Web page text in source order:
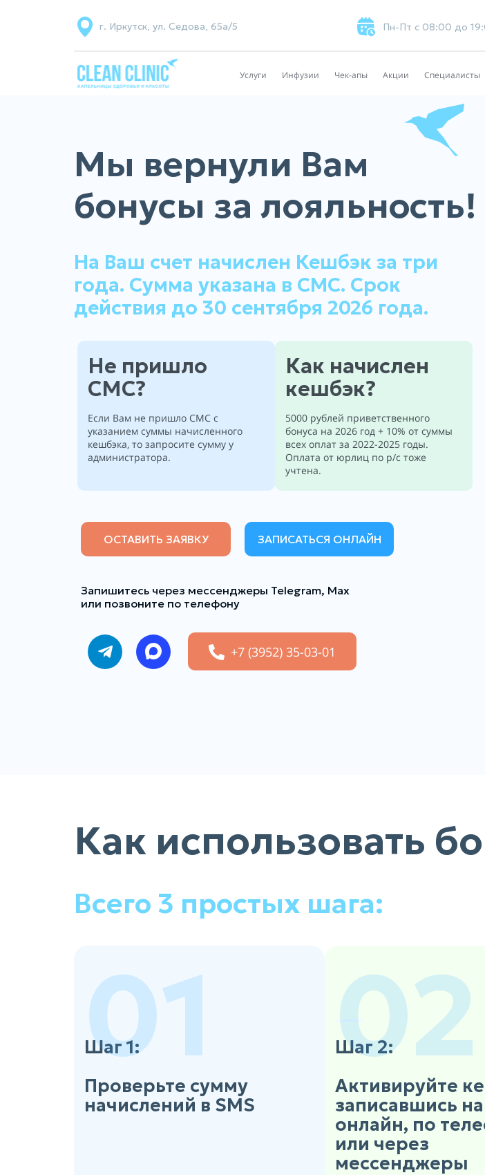
г. Иркутск, ул. Седова, 65а/5 Пн-Пт с 08:00 до
Услуги Инфузии Чек-апы Акции Специалисты
Мы вернули Вам
бонусы за лояльность!
На Ваш счет начислен Кешбэк за три
года. Сумма указана в СМС. Срок
действия до 30 сентября 2026 года.
Не пришло
СМС?
Если Вам не пришло СМС с
указанием суммы начисленного
кешбэка, то запросите сумму у
администратора.
Как начислен
кешбэк?
5000 рублей приветственного
бонуса на 2026 год + 10% от суммы
всех оплат за 2022-2025 годы.
Оплата от юрлиц по р/с тоже
учтена.
ОСТАВИТЬ ЗАЯВКУ ЗАПИСАТЬСЯ ОНЛАЙН
Запишитесь через мессенджеры Telegram, Max
или позвоните по телефону
+7 (3952) 35-03-01
Как использовать
Всего 3 простых шага:
01
Шаг 1:
Проверьте сумму
начислений в SMS
02
Шаг 2:
Активируйте
записавшись
онлайн, по
или через
мессенджеры